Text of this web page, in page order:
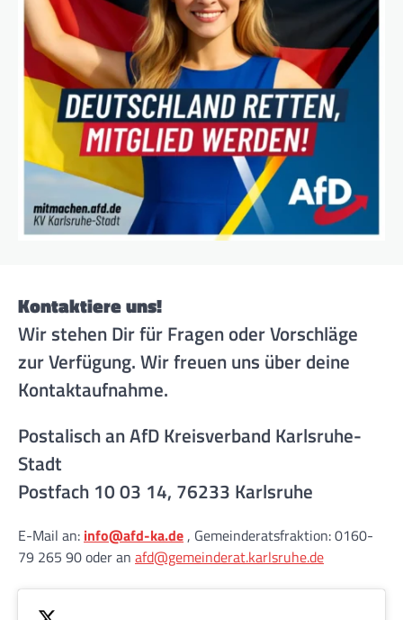
Kontaktiere uns!
Wir stehen Dir für Fragen oder Vorschläge
zur Verfügung. Wir freuen uns über deine
Kontaktaufnahme.
Postalisch an AfD Kreisverband Karlsruhe-
Stadt
Postfach 10 03 14, 76233 Karlsruhe
E-Mail an: info@afd-ka.de, Gemeinderatsfraktion: 0160-
79 265 90 oder an afd@gemeinderat.karlsruhe.de